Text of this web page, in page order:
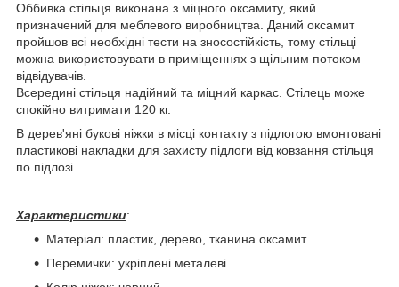
Оббивка стільця виконана з міцного оксамиту, який
призначений для меблевого виробництва. Даний оксамит
пройшов всі необхідні тести на зносостійкість, тому стільці
можна використовувати в приміщеннях з щільним потоком
відвідувачів.
Всередині стільця надійний та міцний каркас. Стілець може
спокійно витримати 120 кг.
В дерев'яні букові ніжки в місці контакту з підлогою вмонтовані
пластикові накладки для захисту підлоги від ковзання стільця
по підлозі.
Характеристики:
Матеріал: пластик, дерево, тканина оксамит
Перемички: укріплені металеві